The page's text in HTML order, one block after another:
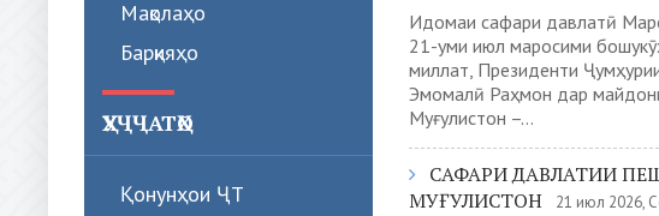
Мақолаҳо
Барқияҳо
ҲУҶҶАТҲО
Қонунҳои ҶТ
Идомаи сафари давлатӣ
21-уми июл маросими
миллат, Президенти
Эмомалӣ Раҳмон дар
Муғулистон –...
САФАРИ ДАВЛАТИИ
МУҒУЛИСТОН
21 июл 2026,